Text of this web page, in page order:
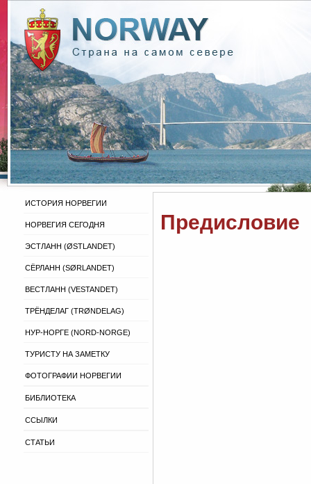
ИСТОРИЯ НОРВЕГИИ
НОРВЕГИЯ СЕГОДНЯ
ЭСТЛАНН (ØSTLANDET)
СЁРЛАНН (SØRLANDET)
ВЕСТЛАНН (VESTANDET)
ТРЁНДЕЛАГ (TRØNDELAG)
НУР-НОРГЕ (NORD-NORGE)
ТУРИСТУ НА ЗАМЕТКУ
ФОТОГРАФИИ НОРВЕГИИ
БИБЛИОТЕКА
ССЫЛКИ
СТАТЬИ
Предисловие